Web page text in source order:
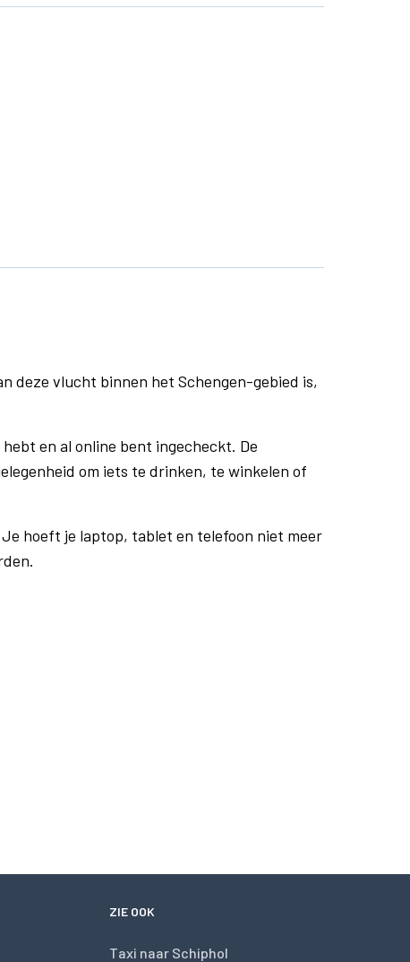
deze vlucht binnen het Schengen-gebied is,
en al online bent ingecheckt. De
om iets te drinken, te winkelen of
hoeft je laptop, tablet en telefoon niet meer
ZIE OOK
Taxi naar Schiphol